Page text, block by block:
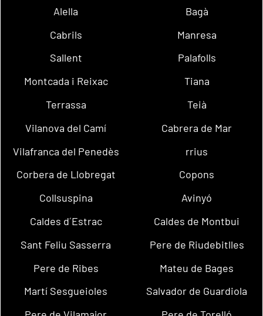
Alella
Bagà
Cabrils
Manresa
Sallent
Palafolls
Montcada i Reixac
Tiana
Terrassa
Teià
Vilanova del Camí
Cabrera de Mar
Vilafranca del Penedès
rrius
Corbera de Llobregat
Copons
Collsuspina
Avinyó
Caldes d´Estrac
Caldes de Montbui
Sant Feliu Sasserra
Pere de Riudebitlles
Pere de Ribes
Mateu de Bages
Martí Sesgueioles
Salvador de Guardiola